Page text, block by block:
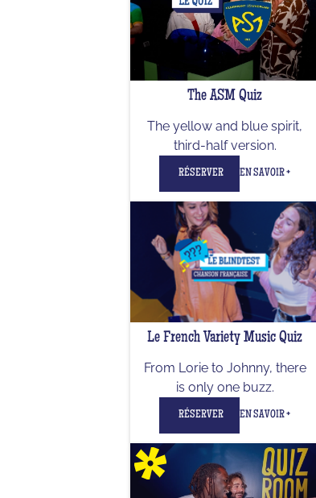
The ASM Quiz
The yellow and blue spirit,
third-half version.
RÉSERVER EN SAVOIR +
Le French Variety Music Quiz
From Lorie to Johnny, there
is only one buzz.
RÉSERVER EN SAVOIR +